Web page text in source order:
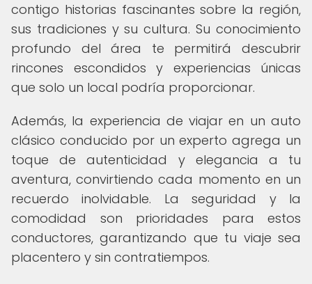
contigo historias fascinantes sobre la región,
sus tradiciones y su cultura. Su conocimiento
profundo del área te permitirá descubrir
rincones escondidos y experiencias únicas
que solo un local podría proporcionar.
Además, la experiencia de viajar en un auto
clásico conducido por un experto agrega un
toque de autenticidad y elegancia a tu
aventura, convirtiendo cada momento en un
recuerdo inolvidable. La seguridad y la
comodidad son prioridades para estos
conductores, garantizando que tu viaje sea
placentero y sin contratiempos.